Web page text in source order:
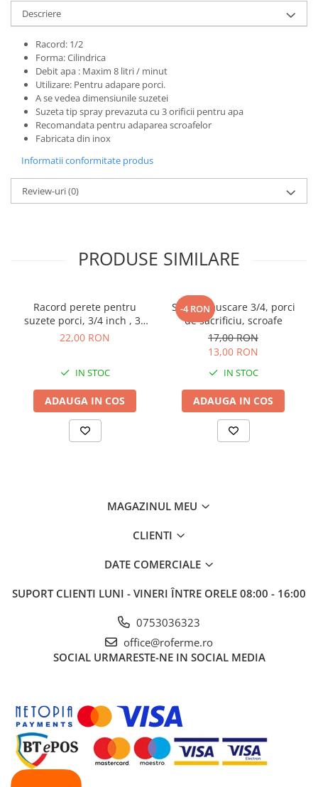
Descriere
Racord: 1/2
Forma: Cilindrica
Debit apa : Maxim 8 litri / minut
Utilizare: Pentru adapare porci.
A se vedea dimensiunile suzetei
Suzeta tip spray prevazuta cu 3 orificii pentru apa
Recomandata pentru adaparea scroafelor
Fabricata din inox
Informatii conformitate produs
Review-uri(0)
PRODUSE SIMILARE
Racord perete pentru
suzete porci, 3/4 inch , 30
grade
22,00 RON
IN STOC
ADAUGA IN COS
-4 RON
Suzeta muscare 3/4, porci
de sacrificiu, scroafe
17,00 RON
13,00 RON
IN STOC
ADAUGA IN COS
MAGAZINUL MEU
CLIENTI
DATE COMERCIALE
SUPORT CLIENTI LUNI - VINERI ÎNTRE ORELE 08:00 - 16:00
0753036323
office@roferme.ro
SOCIAL URMARESTE-NE IN SOCIAL MEDIA